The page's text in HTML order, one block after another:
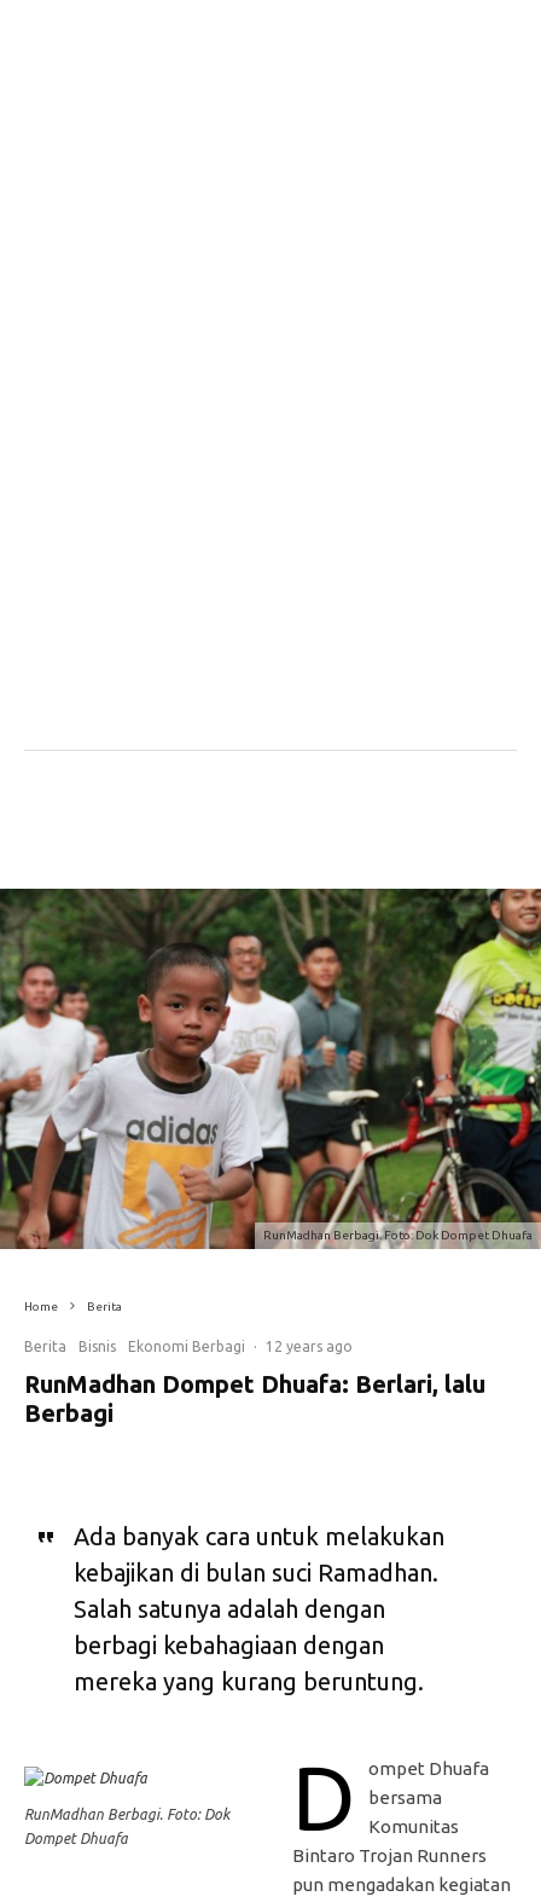
RunMadhan Berbagi. Foto: Dok Dompet Dhuafa
Home Berita
Berita Bisnis Ekonomi Berbagi · 12 years ago
RunMadhan Dompet Dhuafa: Berlari, lalu
Berbagi
Ada banyak cara untuk melakukan
kebajikan di bulan suci Ramadhan.
Salah satunya adalah dengan
berbagi kebahagiaan dengan
mereka yang kurang beruntung.
RunMadhan Berbagi. Foto: Dok
Dompet Dhuafa
D
ompet Dhuafa
bersama
Komunitas
Bintaro Trojan Runners
pun mengadakan kegiatan